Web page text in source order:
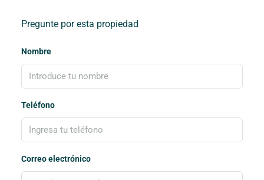
Pregunte por esta propiedad
Nombre
Teléfono
Correo electrónico